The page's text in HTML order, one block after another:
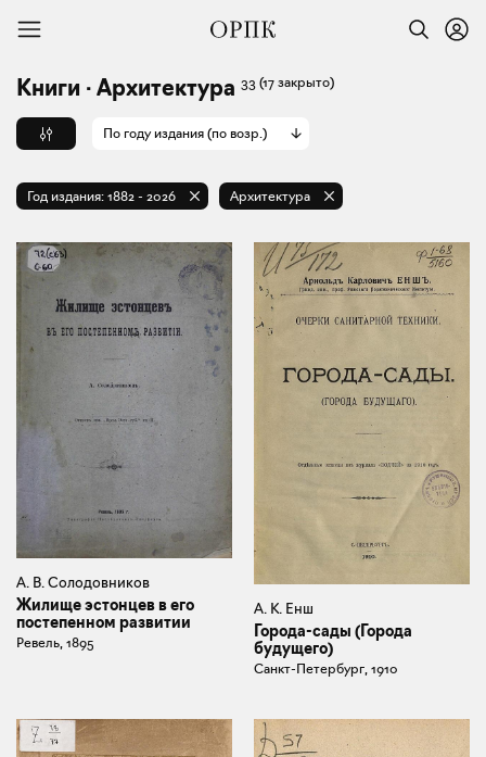
Книги · Архитектура 33 (17 закрыто)
По году издания (по возр.)
Год издания: 1882 - 2026 Архитектура
А. В. Солодовников
Жилище эстонцев в его
постепенном развитии
Ревель, 1895
А. К. Енш
Города-сады (Города
будущего)
Санкт-Петербург, 1910